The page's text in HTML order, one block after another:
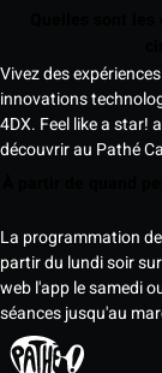
Vivez des
innovations
4DX. Feel like a star!
découvrir au Pathé
La programmation
partir du lundi soir
web l'app le samedi
séances jusqu'au